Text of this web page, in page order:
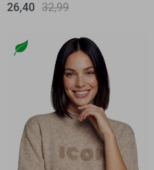
26,40 32,99